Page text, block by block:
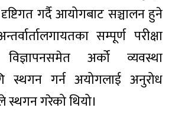
गर्दै आयोगबाट सञ्चालन हुने
सम्पूर्ण परीक्षा
अर्को व्यवस्था
स्थगन गर्न अयोगलाई अनुरोध
गरेको थियो।